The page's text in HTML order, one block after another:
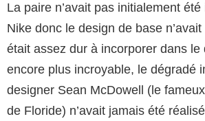
La paire n’avait pas initialement
Nike donc le design de base
était assez dur à incorporer dans le
encore plus incroyable, le dégradé
designer Sean McDowell (le
de Floride) n’avait jamais été